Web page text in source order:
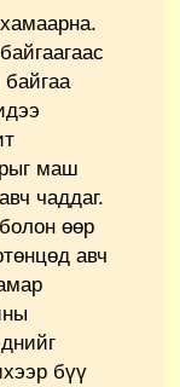
маш
чаддаг.
өөр
авч
бүү